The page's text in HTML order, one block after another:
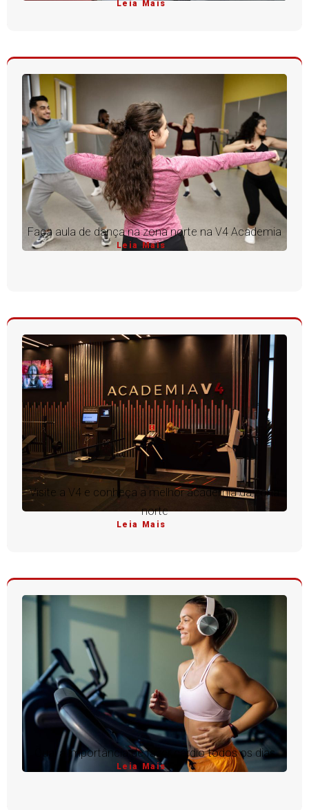
Leia Mais
Faça aula de dança na zona norte na V4 Academia
Leia Mais
Visite a V4 e conheça a melhor academia da zona
norte
Leia Mais
Qual a importância de fazer cárdio todos os dias
Leia Mais